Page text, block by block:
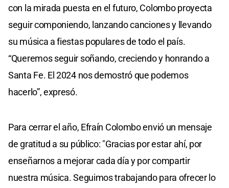
con la mirada puesta en el futuro, Colombo proyecta
seguir componiendo, lanzando canciones y llevando
su música a fiestas populares de todo el país.
“Queremos seguir soñando, creciendo y honrando a
Santa Fe. El 2024 nos demostró que podemos
hacerlo”, expresó.
Para cerrar el año, Efraín Colombo envió un mensaje
de gratitud a su público: "Gracias por estar ahí, por
enseñarnos a mejorar cada día y por compartir
nuestra música. Seguimos trabajando para ofrecer lo